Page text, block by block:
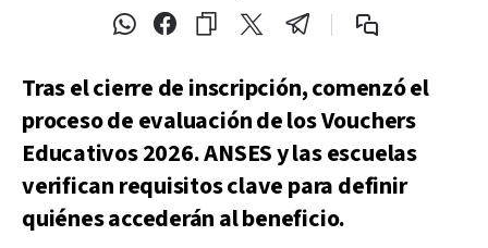
Tras el cierre de inscripción, comenzó el
proceso de evaluación de los Vouchers
Educativos 2026. ANSES y las escuelas
verifican requisitos clave para definir
quiénes accederán al beneficio.